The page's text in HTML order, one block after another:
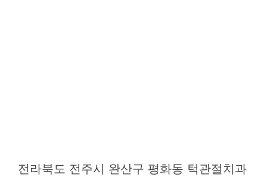
전라북도 전주시 완산구 평화동 턱관절치과